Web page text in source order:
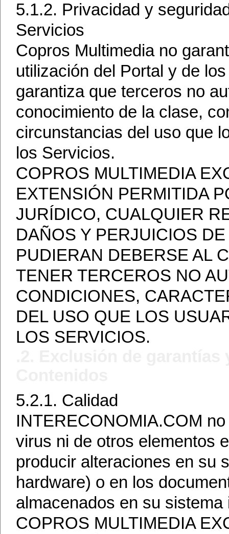
5.1.2. Privacidad y
Servicios
Copros Multimedia no
utilización del Portal y de
garantiza que terceros no
conocimiento de la clase,
circunstancias del uso que
los Servicios.
COPROS MULTIMEDIA
EXTENSIÓN PERMITIDA
JURÍDICO, CUALQUIER
DAÑOS Y PERJUICIOS
PUDIERAN DEBERSE AL
TENER TERCEROS NO
CONDICIONES,
DEL USO QUE LOS
LOS SERVICIOS.
5.2.1. Calidad
INTERECONOMIA.COM
virus ni de otros elementos
producir alteraciones en su
hardware) o en los
almacenados en su sistema
COPROS MULTIMEDIA